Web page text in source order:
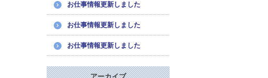
お仕事情報更新しました
お仕事情報更新しました
お仕事情報更新しました